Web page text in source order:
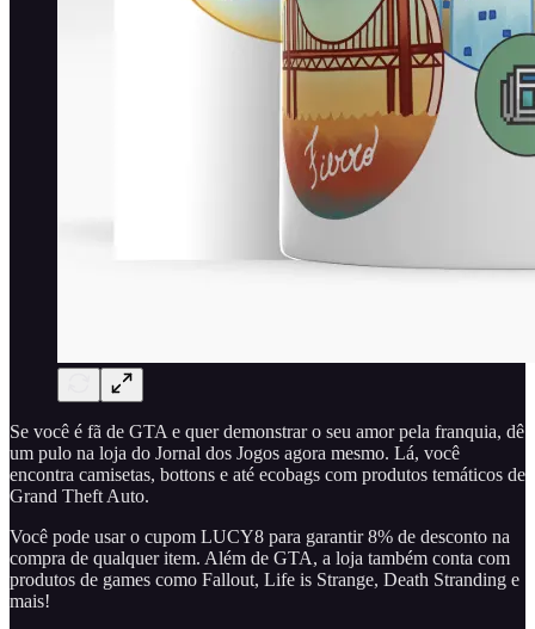
Se você é fã de GTA e quer demonstrar o seu amor pela franquia, dê
um pulo na loja do Jornal dos Jogos agora mesmo. Lá, você
encontra camisetas, bottons e até ecobags com produtos temáticos de
Grand Theft Auto.
Você pode usar o cupom LUCY8 para garantir 8% de desconto na
compra de qualquer item. Além de GTA, a loja também conta com
produtos de games como Fallout, Life is Strange, Death Stranding e
mais!